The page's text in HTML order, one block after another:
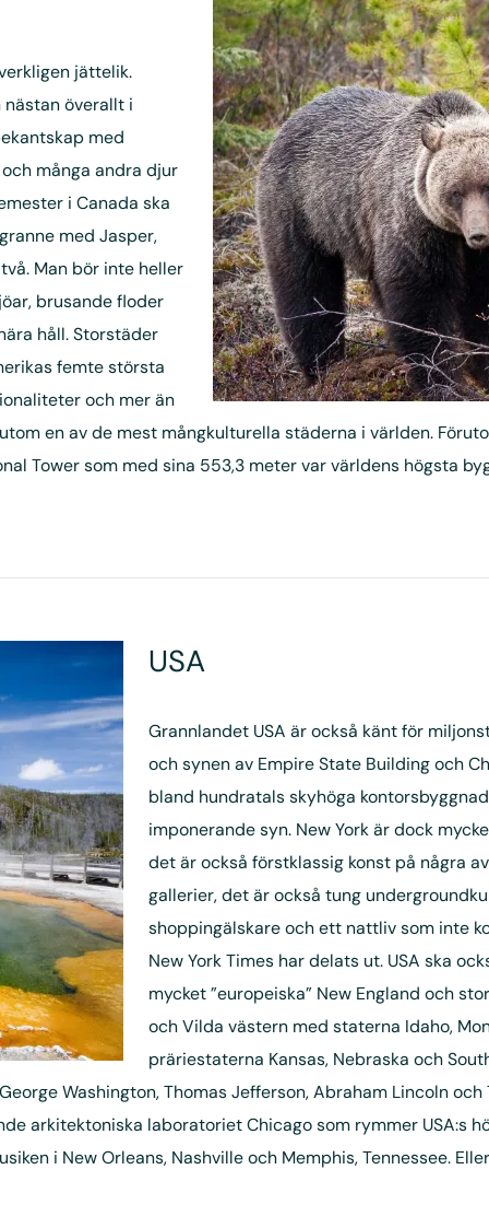
jättelik.
överallt i
med
många andra djur
i Canada ska
med Jasper,
Man bör inte heller
brusande floder
håll. Storstäder
femte största
och mer än
en av de mest mångkulturella städerna i världen.
Tower som med sina 553,3 meter var världens högsta
USA
Grannlandet USA är också känt för
och synen av Empire State Building och
bland hundratals skyhöga
imponerande syn. New York är dock
det är också förstklassig konst på några
gallerier, det är också tung
shoppingälskare och ett nattliv som inte
New York Times har delats ut. USA ska
mycket ”europeiska” New England och
och Vilda västern med staterna Idaho,
präriestaterna Kansas, Nebraska och
Washington, Thomas Jefferson, Abraham Lincoln och
arkitektoniska laboratoriet Chicago som rymmer USA:s
i New Orleans, Nashville och Memphis, Tennessee.